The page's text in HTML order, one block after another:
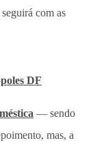
com as
DF
— sendo
mas, a